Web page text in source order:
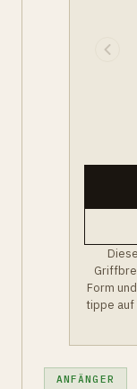
Form
tippe auf
ANFÄNGER